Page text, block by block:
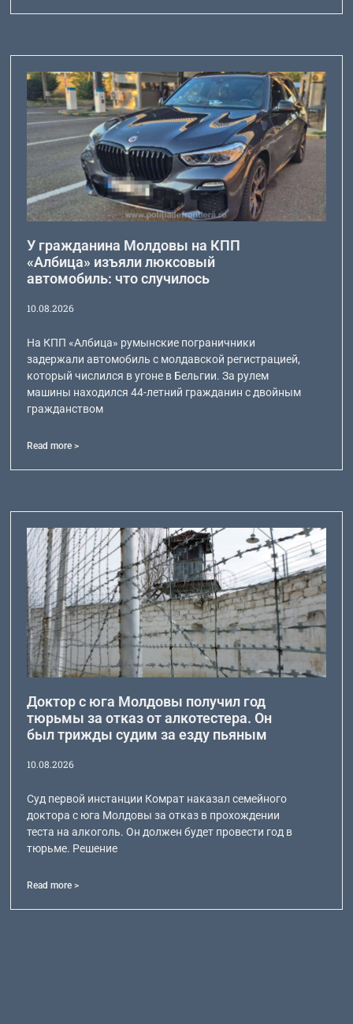
У гражданина Молдовы на КПП
«Албица» изъяли люксовый
автомобиль: что случилось
10.08.2026
На КПП «Албица» румынские пограничники
задержали автомобиль с молдавской регистрацией,
который числился в угоне в Бельгии. За рулем
машины находился 44-летний гражданин с двойным
гражданством
Read more >
Доктор с юга Молдовы получил год
тюрьмы за отказ от алкотестера. Он
был трижды судим за езду пьяным
10.08.2026
Суд первой инстанции Комрат наказал семейного
доктора с юга Молдовы за отказ в прохождении
теста на алкоголь. Он должен будет провести год в
тюрьме. Решение
Read more >